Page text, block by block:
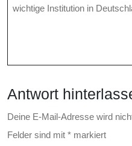
wichtige Institution in
Antwort
Deine E-Mail-Adresse wird
Felder sind mit * markiert